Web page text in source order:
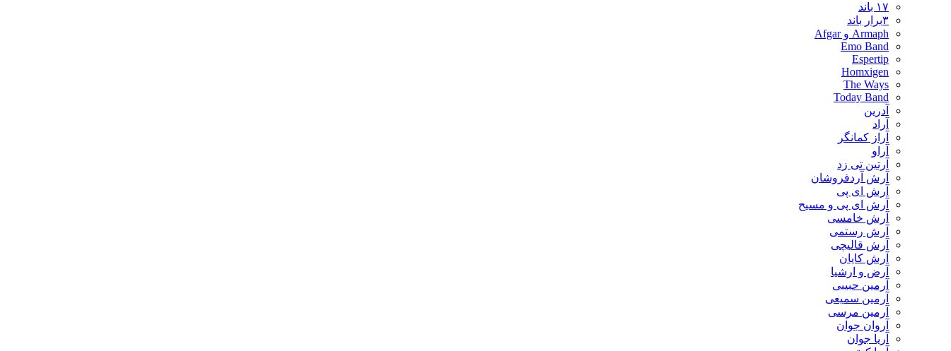
۱۷ باند
۳برار باند
Armaph و Afgar
Emo Band
Espertip
Homxigen
The Ways
Today Band
آدرین
آراد
آراز کمانگر
آراو
آرتین تی زد
آرش آردفروشان
آرش ای پی
آرش ای پی و مسیح
آرش خامسی
آرش رستمی
آرش قالیچی
آرش کایان
​آرض و ارشیا
آرمین حبیبی
آرمین سمیعی
آرمین مرسی
آروان جوان
آریا جوان